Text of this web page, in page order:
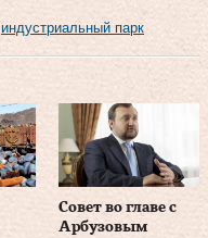
индустриальный парк
Совет во главе с
Арбузовым